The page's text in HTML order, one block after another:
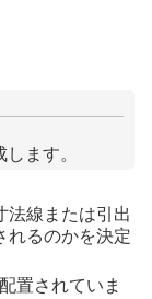
ます。
法線または引出
れるのかを決定
置されていま